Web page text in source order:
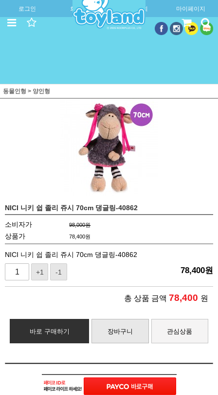
로그인 회원가입 주문조회 마이페이지
동물인형 > 양인형
NICI 니키 쉽 졸리 쥬시 70cm 댕글링-40862
소비자가 98,000원
상품가 78,400원
NICI 니키 쉽 졸리 쥬시 70cm 댕글링-40862
+1 -1 78,400원
총 상품 금액 78,400 원
바로 구매하기 장바구니 관심상품